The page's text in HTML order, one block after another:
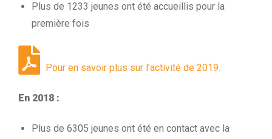
Plus de 1233 jeunes ont été accueillis pour la
première fois
Pour en savoir plus sur l’activité de 2019.
En 2018 :
Plus de 6305 jeunes ont été en contact avec la